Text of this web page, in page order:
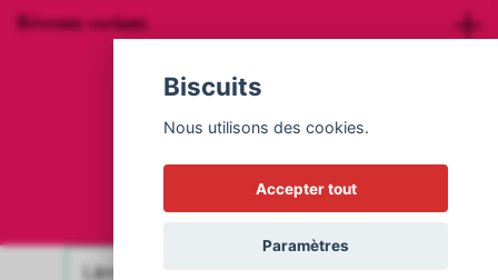
Réseaux sociaux
© 2026 Hot Woman Clothes
Biscuits
Nous utilisons des cookies.
Accepter tout
Paramètres